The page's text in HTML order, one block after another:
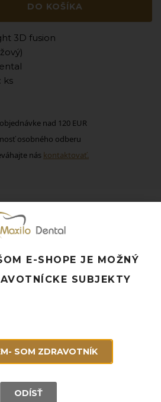
DO KOŠÍKA
3D fusion
ks
nad 120 EUR
osobného odberu
nás kontaktovať.
E-SHOPE JE MOŽNÝ
SUBJEKTY
SOM ZDRAVOTNÍK
ODÍSŤ